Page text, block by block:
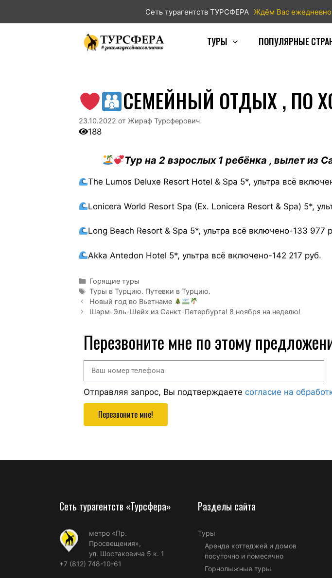
Сеть турагентств ТУРСФЕРА Ждём Вас ежедневно
ТУРЫ ПОПУЛЯРНЫЕ
СЕМЕЙНЫЙ ОТДЫХ , ПО
23.10.2022 от Жираф Турсферович
188
Тур на 2 взрослых 1 ребёнка , вылет из
The Lumos Deluxe Resort Hotel & Spa 5*, ультра всё
Lonicera World Resort Spa (Ex. Lonicera Resort & Spa) 5*,
Long Beach Resort & Spa 5*, ультра всё включено-133 977
Akka Antedon Hotel 5*, ультра всё включено-142 217 руб.
Горящие туры
Туры в Турцию. Путевки в Турцию.
Новый год во Вьетнаме
Шарм-Эль-Шейх из Санкт-Петербурга! 8 ноября на неделю!
Перезвоните мне по этому
Отправляя запрос, Вы подтверждаете согласие на
Перезвоните мне!
Сеть турагентств «Турсфера»
метро «Пр.
Просвещения»,
ул. Шостаковича 5 к. 1
+7 (812) 748-10-61
Разделы сайта
Туры
Аренда коттеджей и домов
посуточно и помесячно
Горнолыжные туры